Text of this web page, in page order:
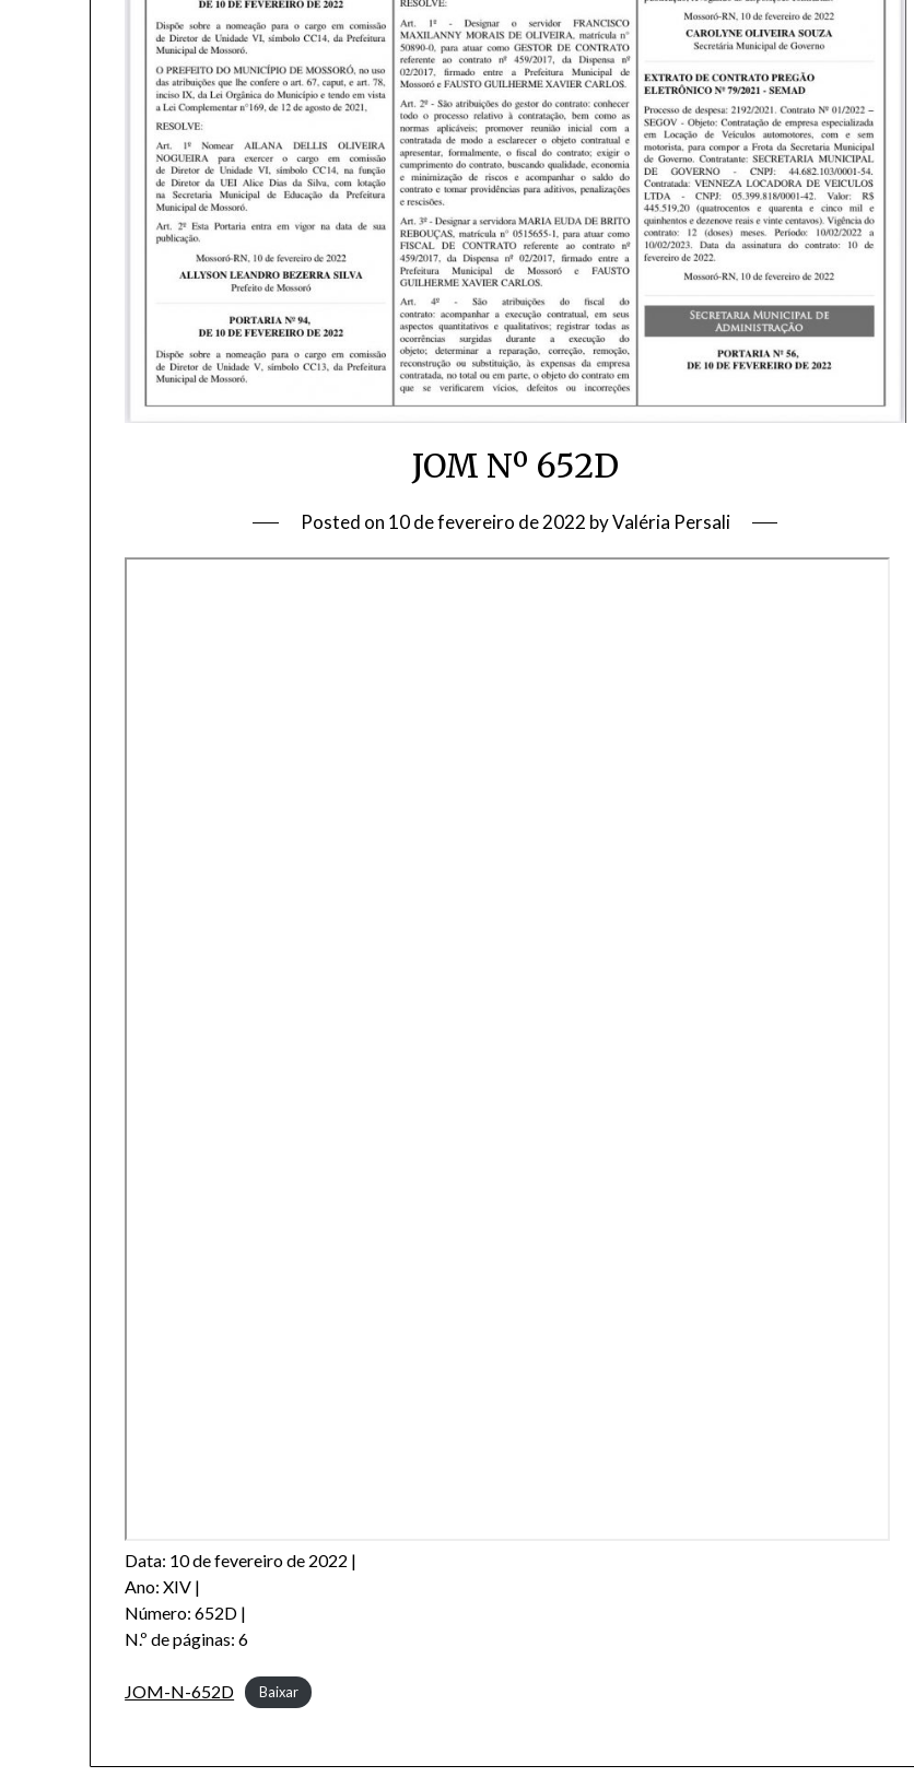
JOM Nº 652D
Posted on 10 de fevereiro de 2022 byValéria Persali
Data: 10 de fevereiro de 2022 |
Ano: XIV |
Número: 652D |
N.º de páginas: 6
JOM-N-652D Baixar